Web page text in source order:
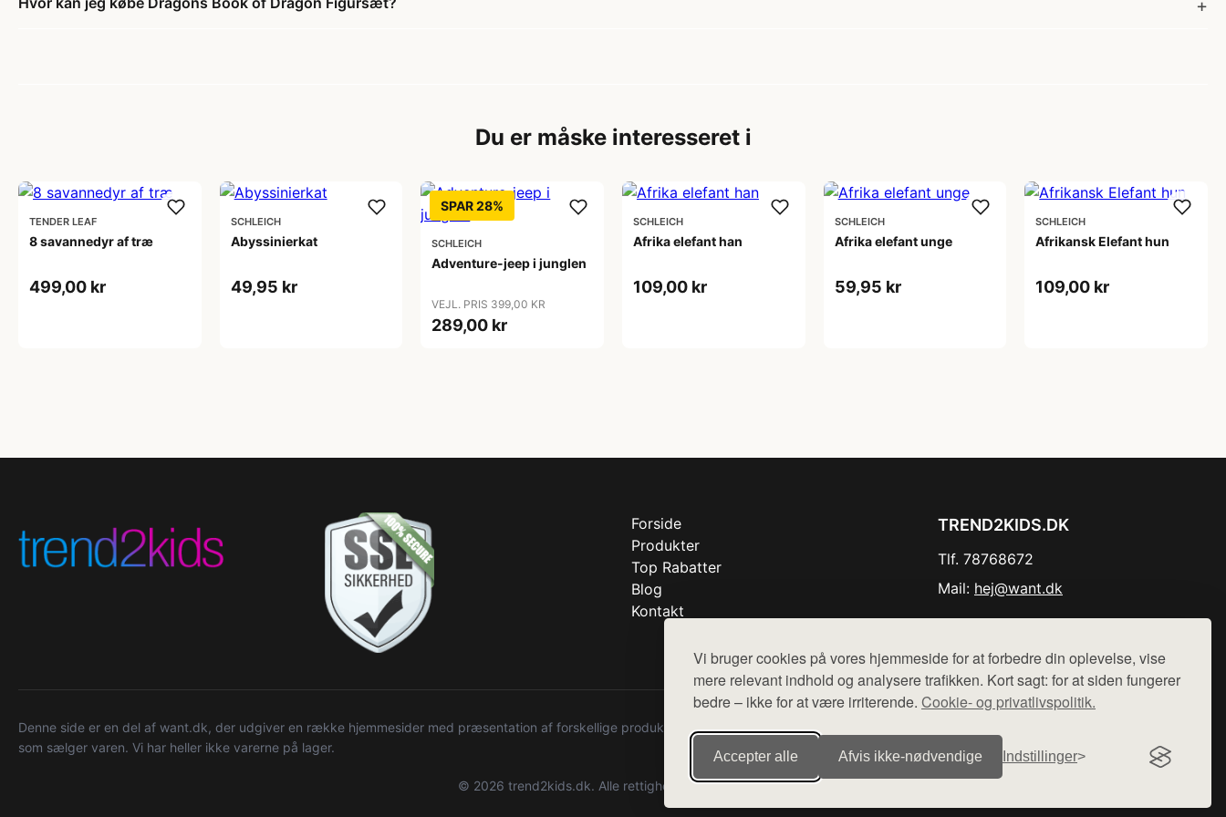
Vi bruger cookies på vores hjemmeside for at forbedre din oplevelse, vise
mere relevant indhold og analysere trafikken. Kort sagt: for at siden fungerer
bedre – ikke for at være irriterende. Cookie- og privatlivspolitik.
Accepter alle Afvis ikke‑nødvendige Indstillinger
Du er måske interesseret i
TENDER LEAF
8 savannedyr af træ
499,00 kr
SCHLEICH
Abyssinierkat
49,95 kr
SPAR 28%
SCHLEICH
Adventure-jeep i junglen
VEJL. PRIS 399,00 KR
289,00 kr
SCHLEICH
Afrika elefant han
109,00 kr
SCHLEICH
Afrika elefant unge
59,95 kr
SCHLEICH
Afrikansk Elefant hun
109,00 kr
Forside
Produkter
Top Rabatter
Blog
Kontakt
TREND2KIDS.DK
Tlf. 78768672
Mail: hej@want.dk
Denne side er en del af want.dk, der udgiver en række hjemmesider med præsentation af forskellige produkter fra diverse webshops. Der sælges ikke varer fra denne side - vi henviser til de shops,
som sælger varen. Vi har heller ikke varerne på lager.
© 2026 trend2kids.dk. Alle rettigheder forbeholdes.